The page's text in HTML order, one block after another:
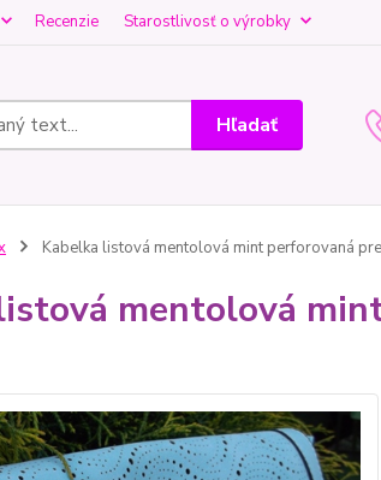
Recenzie Starostlivosť o výrobky
Hľadať
Kabelka listová mentolová mint perforovaná
mentolová